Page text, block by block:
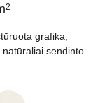
2
grafika,
sendinto